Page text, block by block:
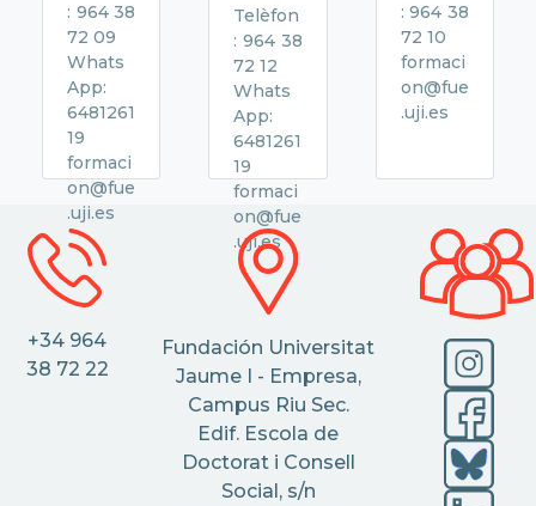
: 964 38
72 09
Whats
App:
6481261
19
formaci
on@fue
.uji.es
Telèfon
: 964 38
72 12
Whats
App:
6481261
19
formaci
on@fue
.uji.es
: 964 38
72 10
formaci
on@fue
.uji.es
+34 964
38 72 22
Fundación Universitat
Jaume I - Empresa,
Campus Riu Sec.
Edif. Escola de
Doctorat i Consell
Social, s/n